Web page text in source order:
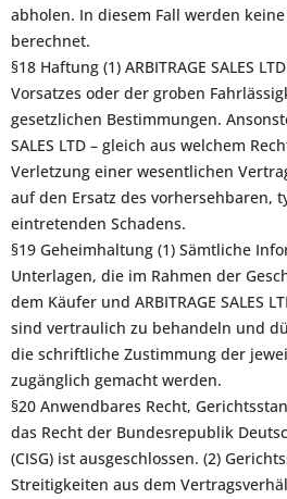
abholen. In diesem Fall werden
berechnet.
§18 Haftung (1) ARBITRAGE SALES
Vorsatzes oder der groben
gesetzlichen Bestimmungen.
SALES LTD – gleich aus welchem
Verletzung einer wesentlichen
auf den Ersatz des vorhersehbaren,
eintretenden Schadens.
§19 Geheimhaltung (1) Sämtliche
Unterlagen, die im Rahmen der
dem Käufer und ARBITRAGE SALES
sind vertraulich zu behandeln und
die schriftliche Zustimmung der
zugänglich gemacht werden.
§20 Anwendbares Recht,
das Recht der Bundesrepublik
(CISG) ist ausgeschlossen. (2)
Streitigkeiten aus dem